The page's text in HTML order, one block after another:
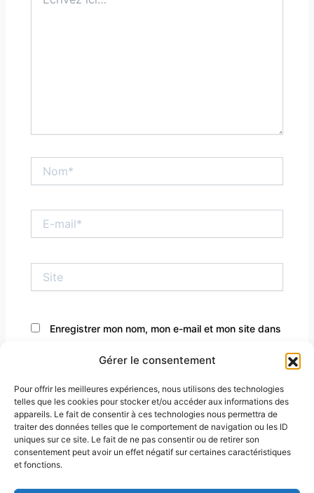
Gérer le consentement
Pour offrir les meilleures expériences, nous utilisons des technologies
telles que les cookies pour stocker et/ou accéder aux informations des
appareils. Le fait de consentir à ces technologies nous permettra de
traiter des données telles que le comportement de navigation ou les ID
uniques sur ce site. Le fait de ne pas consentir ou de retirer son
consentement peut avoir un effet négatif sur certaines caractéristiques
et fonctions.
mail*
Enregistrer mon nom, mon e-mail et mon site dans